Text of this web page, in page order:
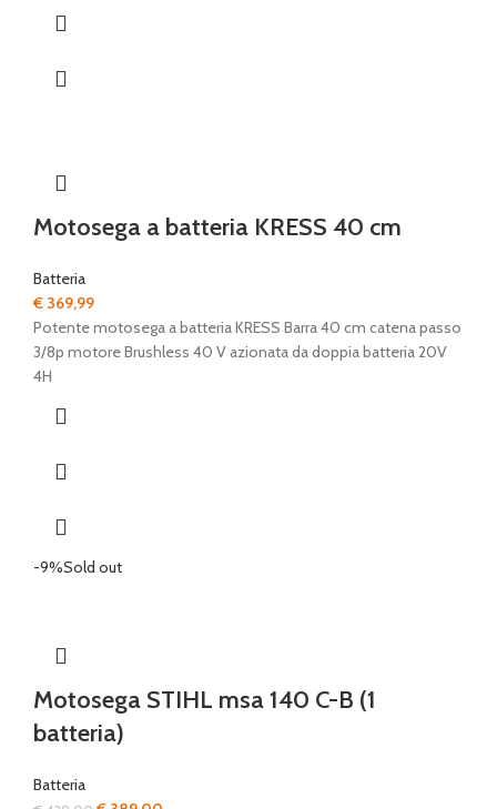
Motosega a batteria KRESS 40 cm
Batteria
€ 369,99
Potente motosega a batteria KRESS Barra 40 cm catena passo
3/8p motore Brushless 40 V azionata da doppia batteria 20V
4H
-9%Sold out
Motosega STIHL msa 140 C-B (1
batteria)
Batteria